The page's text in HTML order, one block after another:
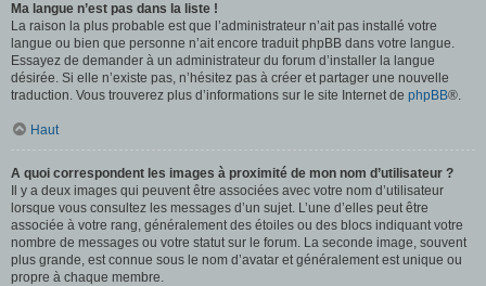
Ma langue n’est pas dans la liste !
La raison la plus probable est que l’administrateur n’ait pas installé votre
langue ou bien que personne n’ait encore traduit phpBB dans votre langue.
Essayez de demander à un administrateur du forum d’installer la langue
désirée. Si elle n’existe pas, n’hésitez pas à créer et partager une nouvelle
traduction. Vous trouverez plus d’informations sur le site Internet de phpBB®.
Haut
A quoi correspondent les images à proximité de mon nom d’utilisateur ?
Il y a deux images qui peuvent être associées avec votre nom d’utilisateur
lorsque vous consultez les messages d’un sujet. L’une d’elles peut être
associée à votre rang, généralement des étoiles ou des blocs indiquant votre
nombre de messages ou votre statut sur le forum. La seconde image, souvent
plus grande, est connue sous le nom d’avatar et généralement est unique ou
propre à chaque membre.